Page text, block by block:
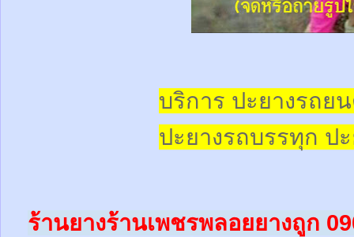
บริการ ปะยางรถย
ปะยางรถบรรทุก ป
ร้านยางร้านเพชรพลอยยางถูก